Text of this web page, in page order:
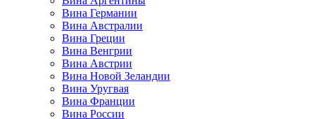
Вина Германии
Вина Австралии
Вина Греции
Вина Венгрии
Вина Австрии
Вина Новой Зеландии
Вина Уругвая
Вина Франции
Вина России